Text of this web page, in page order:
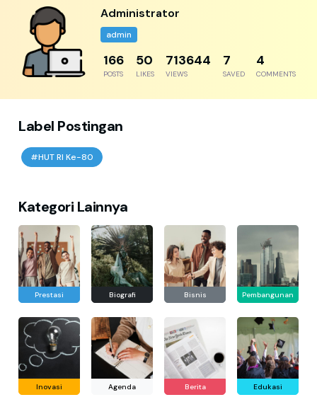
Administrator
admin
217
POSTS
65
LIKES
933226
VIEWS
9
SAVED
5
COMMENTS
Label Postingan
#HUT RI Ke-80
Kategori Lainnya
Prestasi Biografi Bisnis Pembangunan
Inovasi Agenda Berita Edukasi